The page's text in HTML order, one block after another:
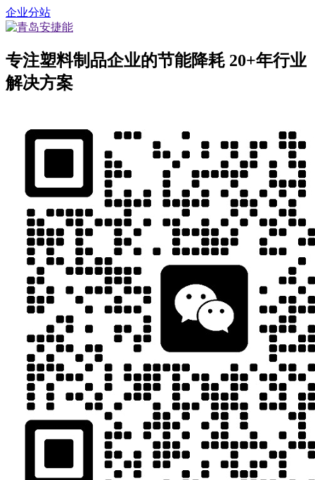
企业分站
专注塑料制品企业的节能降耗 20+年行业
解决方案